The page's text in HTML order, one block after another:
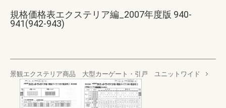
規格価格表エクステリア編_2007年度版 940-
941(942-943)
景観エクステリア商品 大型カーゲート・引戸 ユニットワイド